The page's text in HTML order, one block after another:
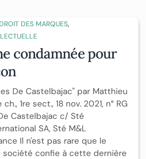
DROIT DES MARQUES,
condamnée pour
De Castelbajac" par Matthieu
ch., 1re sect., 18 nov. 2021, n° RG
Castelbajac c/ Sté
SA, Sté M&L
Il n'est pas rare que le
société confie à cette dernière